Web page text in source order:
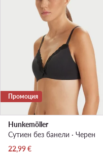
Промоция
Hunkemöller
Сутиен без банели · Черен
Актуална цена
22,99€